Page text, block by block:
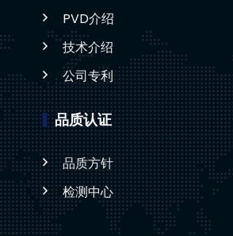
PVD介绍
技术介绍
公司专利
品质认证
品质方针
检测中心